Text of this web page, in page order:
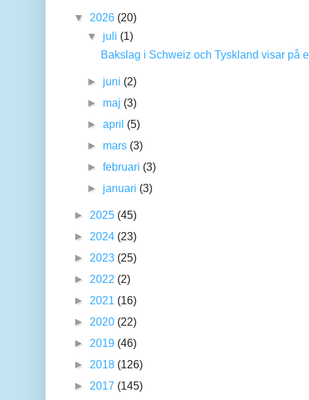
▼ 2026 (20)
▼ juli (1)
Bakslag i Schweiz och Tyskland visar på
► juni (2)
► maj (3)
►april (5)
► mars (3)
►februari (3)
► januari (3)
► 2025 (45)
► 2024 (23)
► 2023 (25)
► 2022 (2)
► 2021 (16)
► 2020 (22)
► 2019 (46)
► 2018 (126)
► 2017 (145)